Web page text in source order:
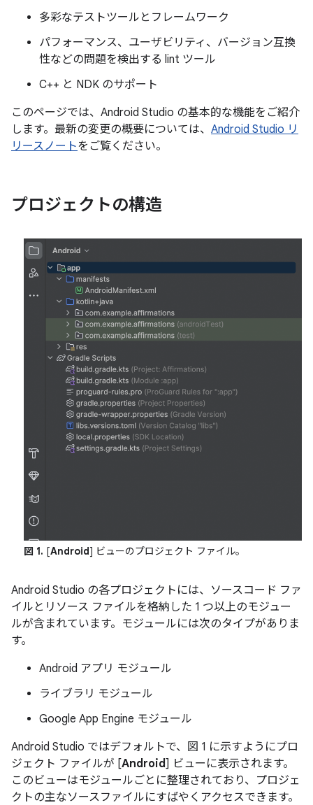
多彩なテストツールとフレームワーク
パフォーマンス、ユーザビリティ、バージョン互換
性などの問題を検出する lint ツール
C++ と NDK のサポート
このページでは、Android Studio の基本的な機能をご紹介
します。最新の変更の概要については、 Android Studio リ
リースノートをご覧ください。
プロジェクトの構造
図 1. [Android] ビューのプロジェクト ファイル。
Android Studio の各プロジェクトには、ソースコード ファ
イルとリソース ファイルを格納した 1 つ以上のモジュー
ルが含まれています。モジュールには次のタイプがありま
す。
Android アプリ モジュール
ライブラリ モジュール
Google App Engine モジュール
Android Studio ではデフォルトで、図 1 に示すようにプロ
ジェクト ファイルが [Android] ビューに表示されます。
このビューはモジュールごとに整理されており、プロジェ
クトの主なソースファイルにすばやくアクセスできます。